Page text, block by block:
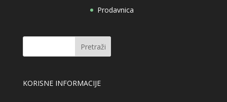
Prodavnica
KORISNE INFORMACIJE